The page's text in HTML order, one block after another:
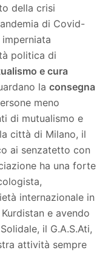
della crisi
di Covid-
politica di
e cura
la consegna
meno
di mutualismo e
città di Milano, il
ai senzatetto con
ha una forte
internazionale in
e avendo
il G.A.S.Ati,
attività sempre